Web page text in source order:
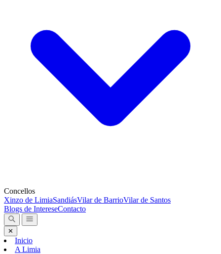
Concellos
Xinzo de LimiaSandiásVilar de BarrioVilar de Santos
Blogs de IntereseContacto
✕
Inicio
A Limia